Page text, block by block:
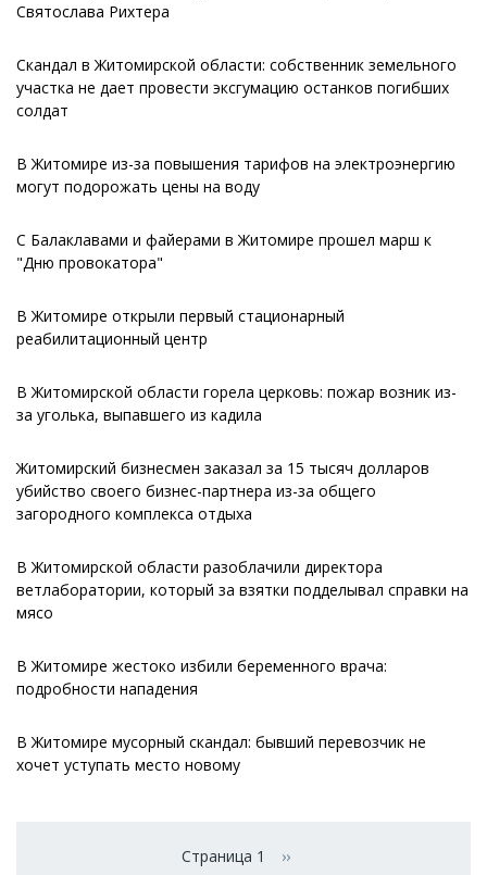
Святослава Рихтера
Скандал в Житомирской области: собственник земельного
участка не дает провести эксгумацию останков погибших
солдат
В Житомире из-за повышения тарифов на электроэнергию
могут подорожать цены на воду
С Балаклавами и файерами в Житомире прошел марш к
"Дню провокатора"
В Житомире открыли первый стационарный
реабилитационный центр
В Житомирской области горела церковь: пожар возник из-
за уголька, выпавшего из кадила
Житомирский бизнесмен заказал за 15 тысяч долларов
убийство своего бизнес-партнера из-за общего
загородного комплекса отдыха
В Житомирской области разоблачили директора
ветлаборатории, который за взятки подделывал справки на
мясо
В Житомире жестоко избили беременного врача:
подробности нападения
В Житомире мусорный скандал: бывший перевозчик не
хочет уступать место новому
Страница 1 Следующая страница
››